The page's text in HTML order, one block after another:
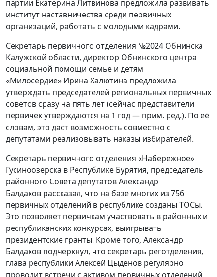
Секретарь первичного отделения №2024 Обнинска
Калужской области, директор Обнинского центра
социальной помощи семье и детям
«Милосердие» Ирина Халютина предложила
утверждать председателей региональных первичных
советов сразу на пять лет (сейчас представители
первичек утверждаются на 1 год — прим. ред.). По её
словам, это даст возможность совместно с
депутатами реализовывать наказы избирателей.
Секретарь первичного отделения «Набережное»
Гусиноозерска в Республике Бурятия, председатель
районного Совета депутатов Александр
Балдаков рассказал, что на базе многих из 756
первичных отделений в республике созданы ТОСы.
Это позволяет первичкам участвовать в районных и
республиканских конкурсах, выигрывать
президентские гранты. Кроме того, Александр
Балдаков подчеркнул, что секретарь реготделения,
глава республики Алексей Цыденов регулярно
проводит встречи с активом первичных отделений
«Единой России» — на них выносят местные
проблемы и инициативы. Также проходят
стратсессии с участием секретарей первичек.